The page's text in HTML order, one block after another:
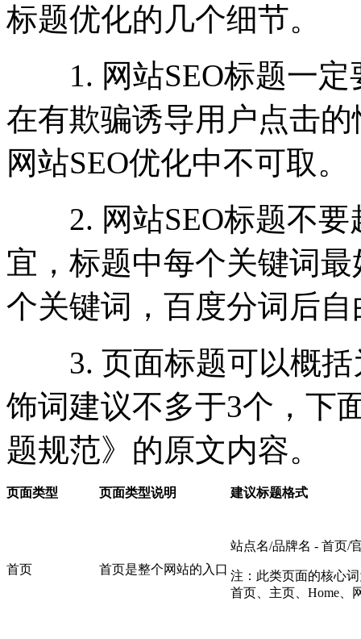
标题优化的几个细节。
1. 网站SEO标题一定
在有欺骗诱导用户点击
网站SEO优化中不可取。
2. 网站SEO标题不要
宜，标题中每个关键词最
个关键词，百度分词后
3. 页面标题可以概括
饰词建议不多于3个，下
题规范》的原文内容。
页面类型 页面类型说明 建议标题格式
首页 首页是整个网站的入口
站点名/品牌名 - 首页/
注：此类页面的核心
首页、主页、Home、